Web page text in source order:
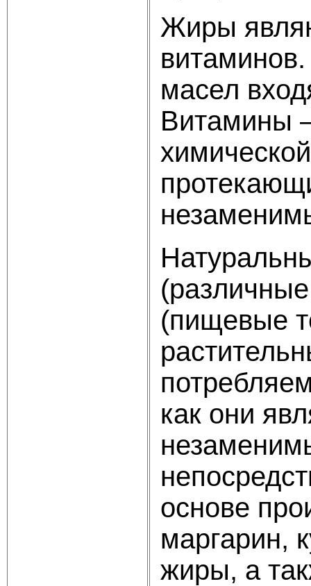
Жиры
масел
Витамины
(пищевые
как они
основе
маргарин,
жиры, а